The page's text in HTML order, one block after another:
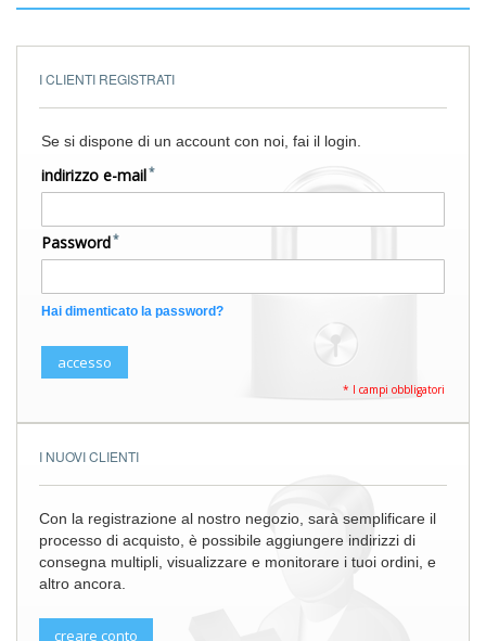
I NUOVI CLIENTI
Con la registrazione al nostro negozio, sarà semplificare il
processo di acquisto, è possibile aggiungere indirizzi di
consegna multipli, visualizzare e monitorare i tuoi ordini, e
altro ancora.
creare conto
I CLIENTI REGISTRATI
Se si dispone di un account con noi, fai il login.
indirizzo e-mail
Password
Hai dimenticato la password?
accesso